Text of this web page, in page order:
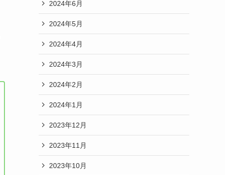
2024年6月
2024年5月
2024年4月
2024年3月
2024年2月
2024年1月
2023年12月
2023年11月
2023年10月